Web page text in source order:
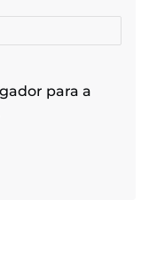
para a